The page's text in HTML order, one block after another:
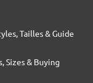
Tailles & Guide
Sizes & Buying